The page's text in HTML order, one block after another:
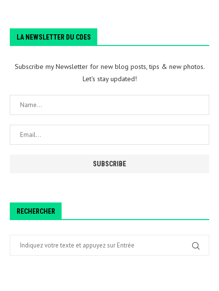
LA NEWSLETTER DU CDES
Subscribe my Newsletter for new blog posts, tips & new photos.
Let's stay updated!
RECHERCHER